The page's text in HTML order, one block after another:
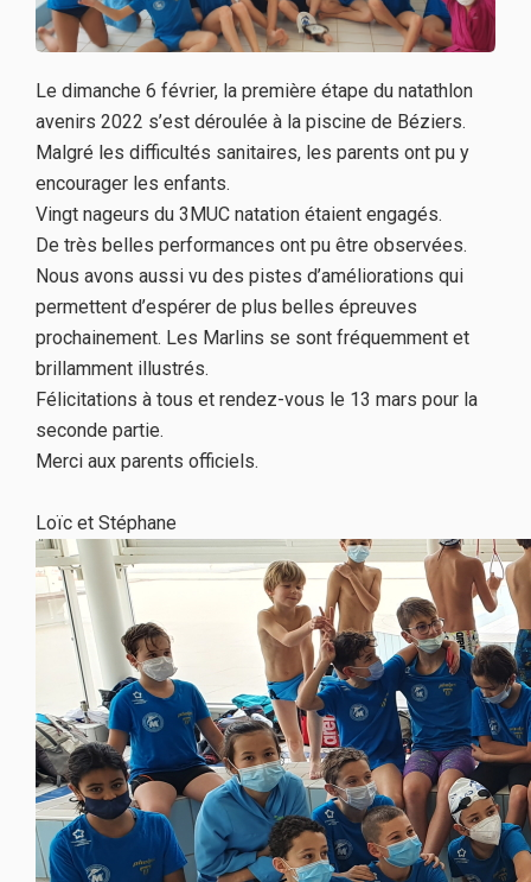
Le dimanche 6 février, la première étape du natathlon
avenirs 2022 s’est déroulée à la piscine de Béziers.
Malgré les difficultés sanitaires, les parents ont pu y
encourager les enfants.
Vingt nageurs du 3MUC natation étaient engagés.
De très belles performances ont pu être observées.
Nous avons aussi vu des pistes d’améliorations qui
permettent d’espérer de plus belles épreuves
prochainement. Les Marlins se sont fréquemment et
brillamment illustrés.
Félicitations à tous et rendez-vous le 13 mars pour la
seconde partie.
Merci aux parents officiels.
Loïc et Stéphane